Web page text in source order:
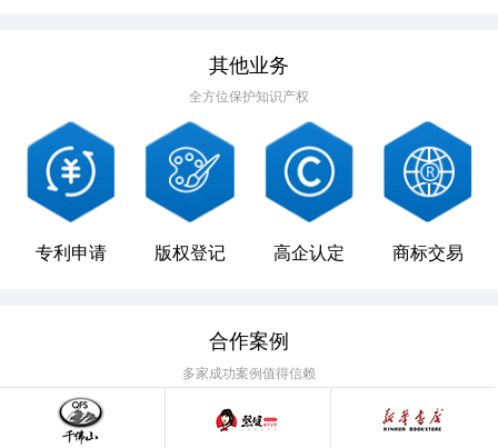
其他业务
全方位保护知识产权
专利申请 版权登记 高企认定 商标交易
合作案例
多家成功案例值得信赖